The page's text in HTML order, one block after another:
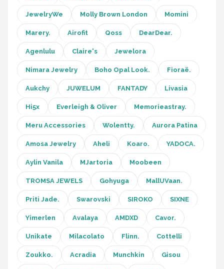
JewelryWe Molly Brown London Momini
Marery. Airofit Qoss DearDear.
Agenlulu Claire's Jewelora
Nimara Jewelry Boho Opal Look. Fioraë.
Aukchy JUWELUM FANTADY Livasia
Hi5x Everleigh & Oliver Memorieastray.
Meru Accessories Wolentty. Aurora Patina
Amosa Jewelry Aheli Koaro. YADOCA.
Aylin Vanila MJartoria Moobeen
TROMSA JEWELS Gohyuga MallUVaan.
Priti Jade. Swarovski SIROKO SIXNE
Yimerlen Avalaya AMDXD Cavor.
Unikate Milacolato Flinn. Cottelli
Zoukko. Acradia Munchkin Gisou